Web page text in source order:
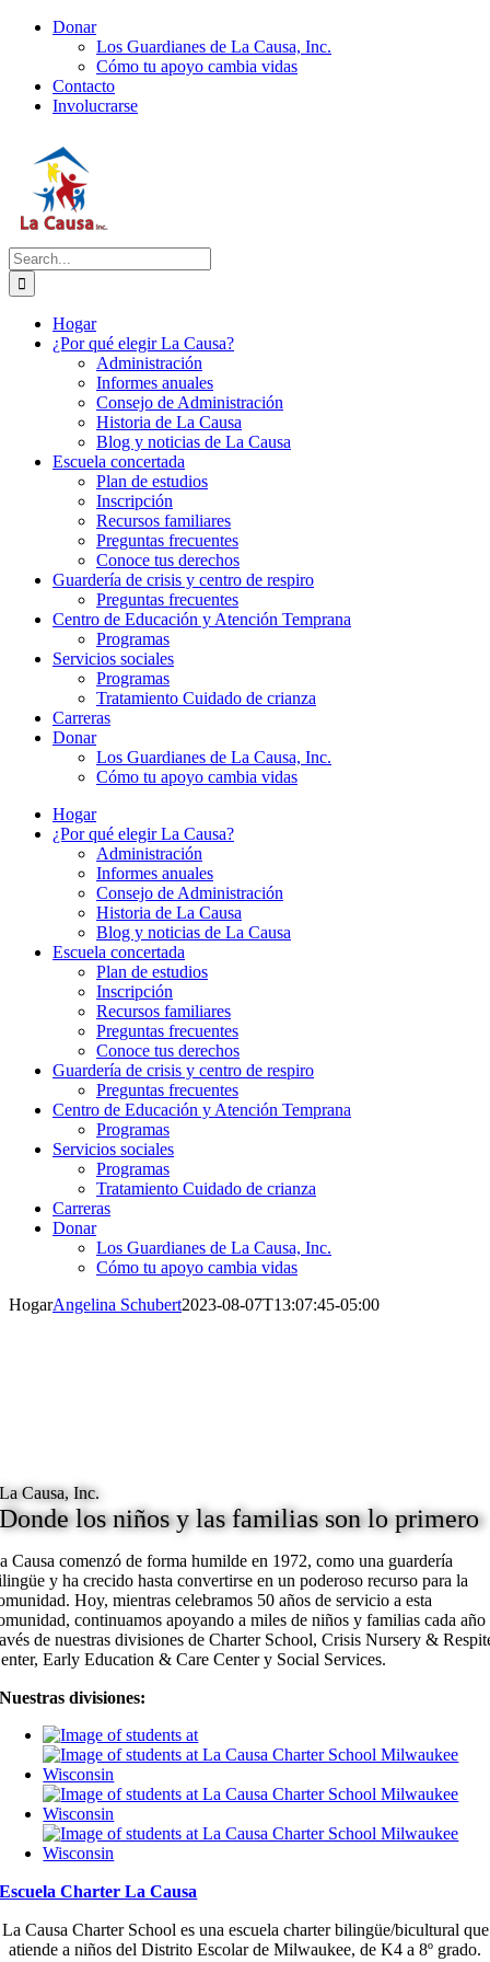
Skip
Donar
Los Guardianes de La Causa, Inc.
Cómo tu apoyo cambia vidas
Contacto
Involucrarse
Search
for:
Hogar
¿Por qué elegir La Causa?
Administración
Informes anuales
Consejo de Administración
Historia de La Causa
Blog y noticias de La Causa
Escuela concertada
Plan de estudios
Inscripción
Recursos familiares
Preguntas frecuentes
Conoce tus derechos
Guardería de crisis y centro de respiro
Preguntas frecuentes
Centro de Educación y Atención Temprana
Programas
Servicios sociales
Programas
Tratamiento Cuidado de crianza
Carreras
Donar
Los Guardianes de La Causa, Inc.
Cómo tu apoyo cambia vidas
Hogar
¿Por qué elegir La Causa?
Administración
Informes anuales
Consejo de Administración
Historia de La Causa
Blog y noticias de La Causa
Escuela concertada
Plan de estudios
Inscripción
Recursos familiares
Preguntas frecuentes
Conoce tus derechos
Guardería de crisis y centro de respiro
Preguntas frecuentes
Centro de Educación y Atención Temprana
Programas
Servicios sociales
Programas
Tratamiento Cuidado de crianza
Carreras
Donar
Los Guardianes de La Causa, Inc.
Cómo tu apoyo cambia vidas
HogarAngelina Schubert2023-08-07T13:07:45-05:00
La Causa, Inc.
Donde los niños y las familias son lo primero
Causa comenzó de forma humilde en 1972, como una guardería
y ha crecido hasta convertirse en un poderoso recurso para la
Hoy, mientras celebramos 50 años de servicio a esta
continuamos apoyando a miles de niños y familias cada año
de nuestras divisiones de Charter School, Crisis Nursery &
Early Education & Care Center y Social Services.
Nuestras divisiones:
Escuela Charter La Causa
La Causa Charter School es una escuela charter bilingüe/bicultural que
atiende a niños del Distrito Escolar de Milwaukee, de K4 a 8º grado.